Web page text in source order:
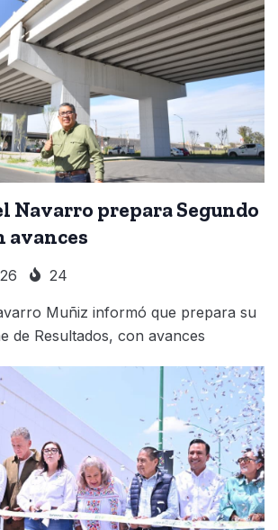
Navarro prepara Segundo
avances
24
Muñiz informó que prepara su
de Resultados, con avances